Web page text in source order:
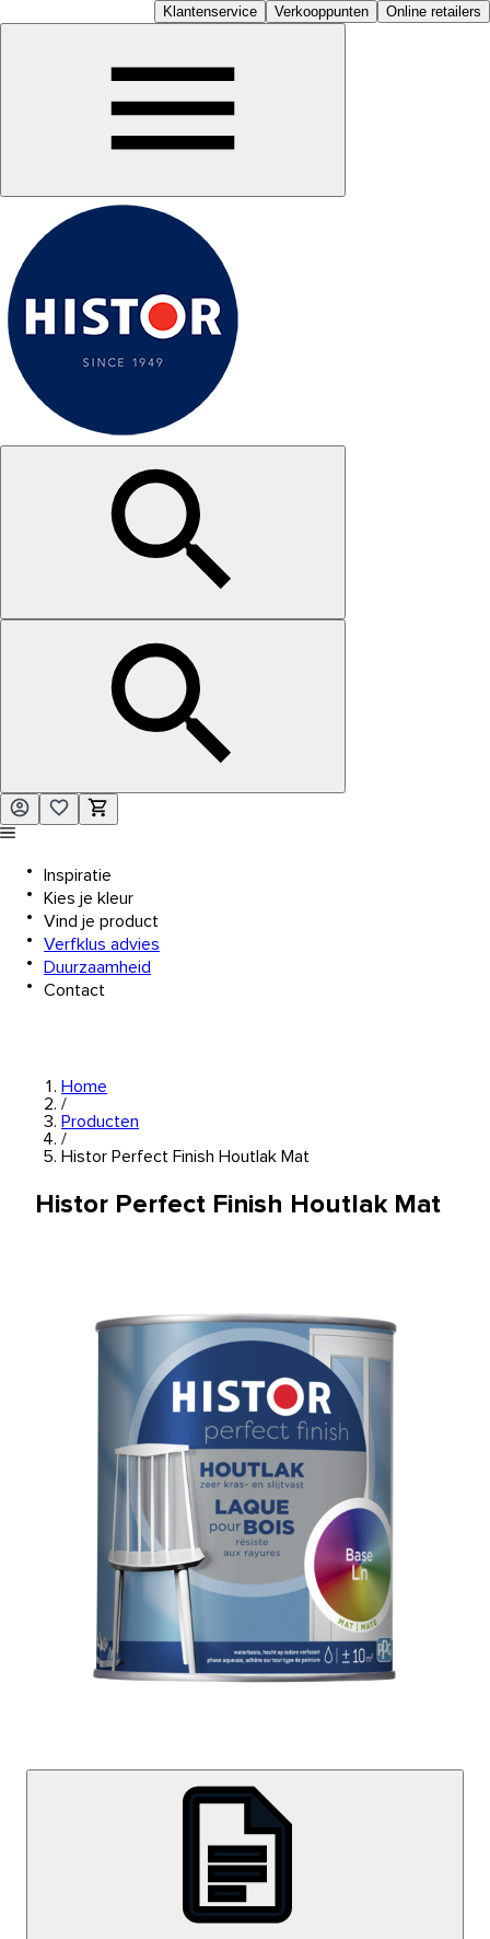
Klantenservice Verkooppunten Online retailers
Inspiratie
Kies je kleur
Vind je product
Verfklus advies
Duurzaamheid
Contact
Home
/
Producten
/
Histor Perfect Finish Houtlak Mat
Histor Perfect Finish Houtlak Mat